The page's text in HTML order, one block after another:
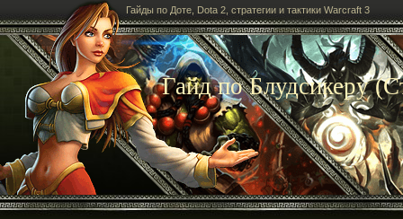
Гайды по Доте, Dota 2, стратегии и тактики Warcraft 3
Гайд по Блудсикеру